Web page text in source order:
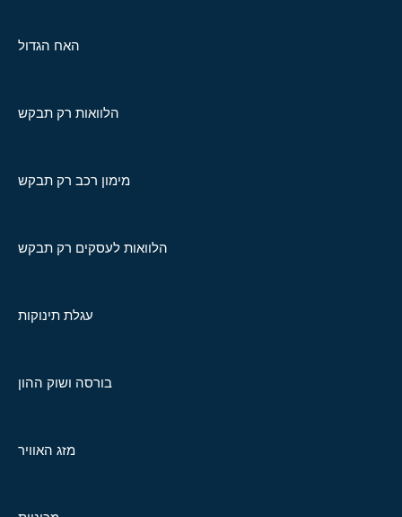
האח הגדול
הלוואות רק תבקש
מימון רכב רק תבקש
הלוואות לעסקים רק תבקש
עגלת תינוקות
בורסה ושוק ההון
מזג האוויר